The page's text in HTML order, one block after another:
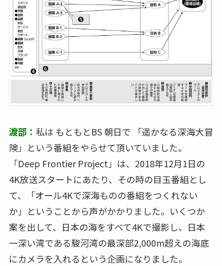
渡部： 私は もともとBS 朝日で 「遥かなる深海大冒
険」という番組をやらせて頂いていました。
「Deep Frontier Project」は、2018年12月1日の
4K放送スタートにあたり、その時の目玉番組とし
て、「オール4Kで深海ものの番組をつくれない
か」ということから声がかかりました。いくつか
案を出して、日本の海をすべて4Kで撮影し、日本
一深い湾である駿河湾の最深部2,000m超えの海底
にカメラを入れるという企画になりました。